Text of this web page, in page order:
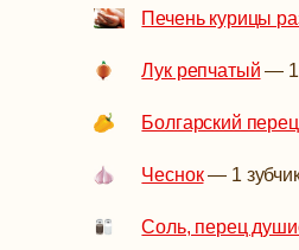
Печень курицы
Лук репчатый —
Болгарский
Чеснок— 1
Соль, перец